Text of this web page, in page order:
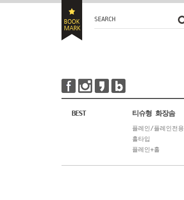
SEARCH
BEST 티슈형 화장솜
플레인/플레인전용
홀타입
플레인+홀